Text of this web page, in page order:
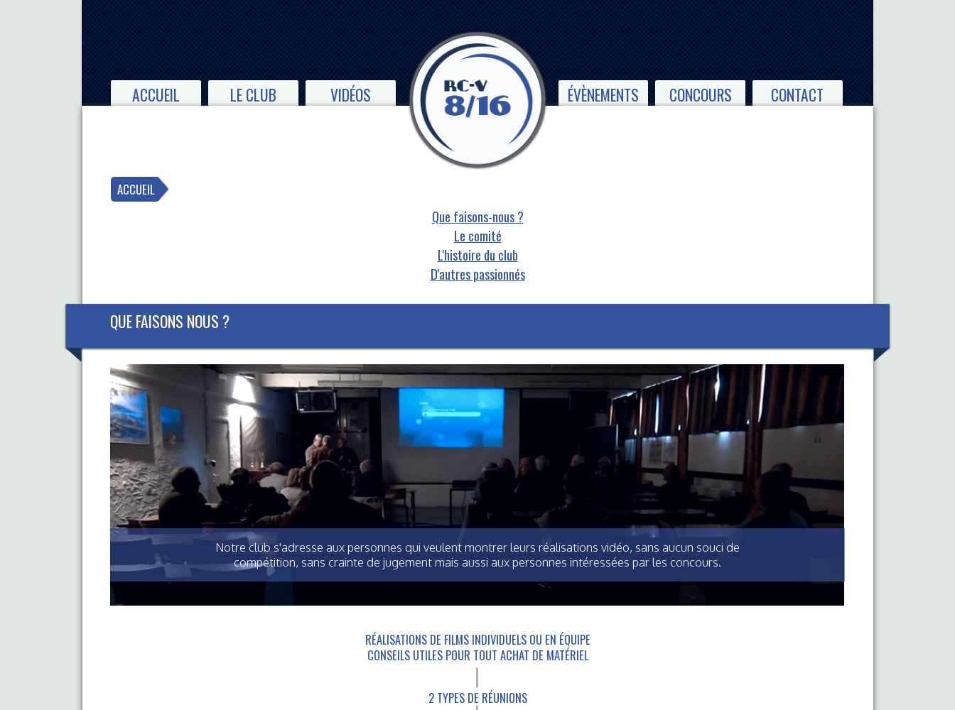
ACCUEIL LE CLUB VIDÉOS ÉVÈNEMENTS CONCOURS CONTACT
ACCUEIL
Que faisons-nous ?
Le comité
L'histoire du club
D'autres passionnés
QUE FAISONS NOUS ?
Notre club s'adresse aux personnes qui veulent montrer leurs réalisations vidéo, sans aucun souci de
compétition, sans crainte de jugement mais aussi aux personnes intéressées par les concours.
RÉALISATIONS DE FILMS INDIVIDUELS OU EN ÉQUIPE
CONSEILS UTILES POUR TOUT ACHAT DE MATÉRIEL
2 TYPES DE RÉUNIONS